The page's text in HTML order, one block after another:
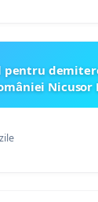
pentru
Nicusor